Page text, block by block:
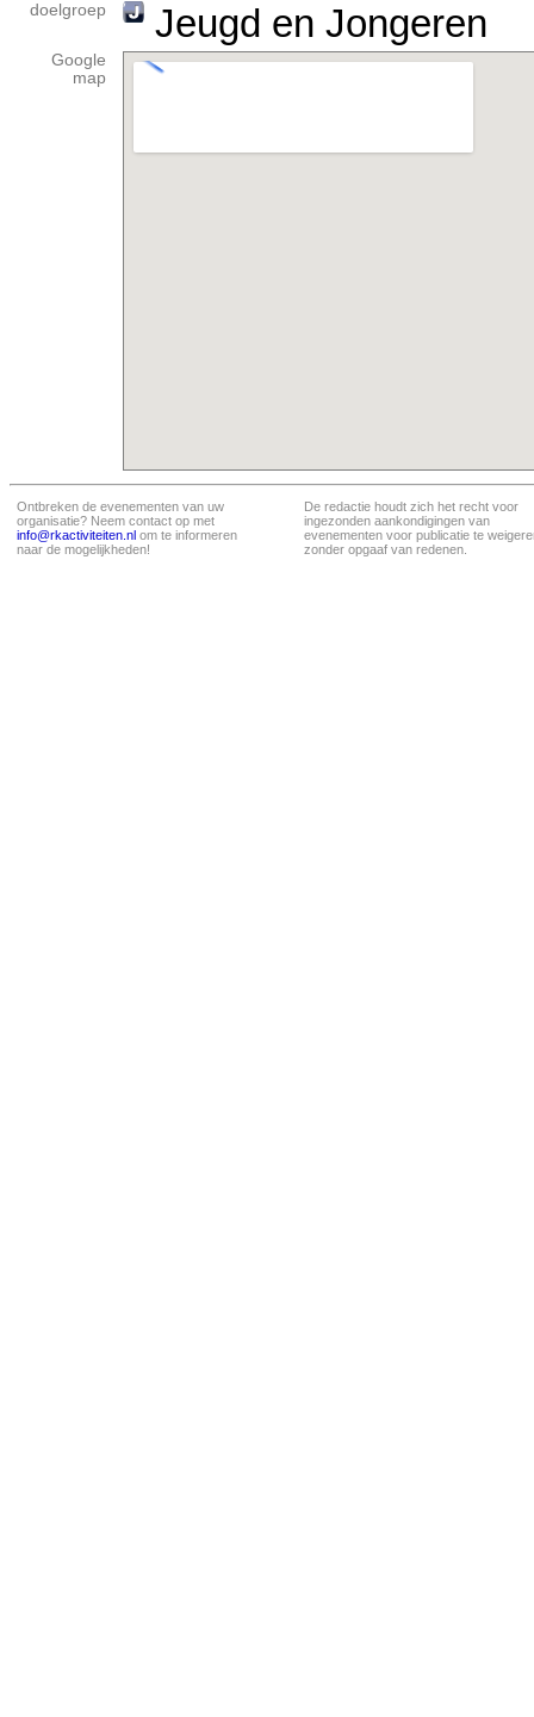
doelgroep Jeugd en Jongeren
Google
map
Ontbreken de evenementen van uw
organisatie? Neem contact op met
info@rkactiviteiten.nl om te informeren
naar de mogelijkheden!
De redactie houdt zich het recht voor
ingezonden aankondigingen van
evenementen voor publicatie te
zonder opgaaf van redenen.